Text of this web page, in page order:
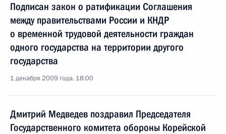
Подписан закон о ратификации Соглашения
между правительствами России и КНДР
о временной трудовой деятельности граждан
одного государства на территории другого
государства
1 декабря 2009 года, 18:00
Дмитрий Медведев поздравил Председателя
Государственного комитета обороны Корейской